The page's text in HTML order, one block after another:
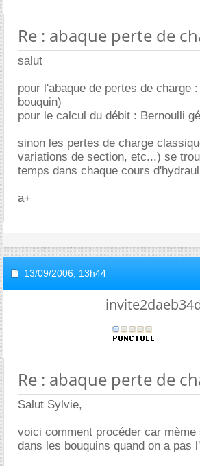
Re : abaque perte de
salut
pour l'abaque de pertes de charge
bouquin)
pour le calcul du débit : Bernoulli
sinon les pertes de charge
variations de section, etc...) se
temps dans chaque cours
a+
13/09/2006, 13h44
Re : abaque perte de
Salut Sylvie,
voici comment procéder car
dans les bouquins quand on a pas